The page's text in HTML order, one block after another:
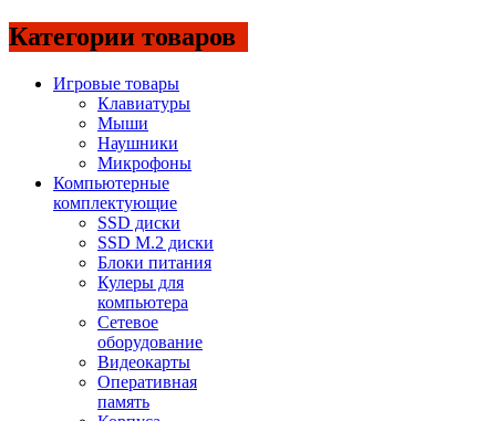
Категории товаров
Игровые товары
Клавиатуры
Мыши
Наушники
Микрофоны
Компьютерные
комплектующие
SSD диски
SSD M.2 диски
Блоки питания
Кулеры для
компьютера
Сетевое
оборудование
Видеокарты
Оперативная
память